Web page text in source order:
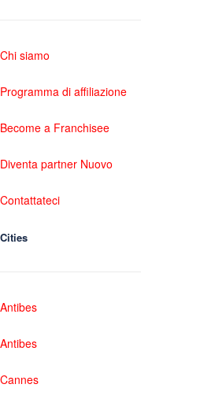
Chi siamo
Programma di affiliazione
Become a Franchisee
Diventa partner Nuovo
Contattateci
Cities
Antibes
Antibes
Cannes